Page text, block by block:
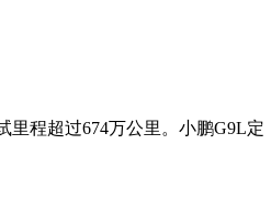
里程超过674万公里。小鹏G9L定